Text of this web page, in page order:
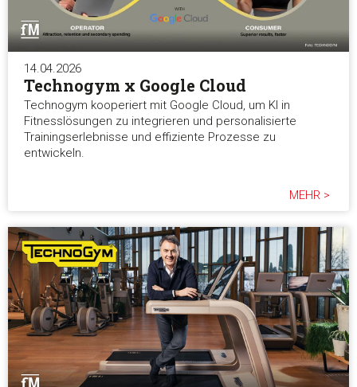
14.04.2026
Technogym x Google Cloud
Technogym kooperiert mit Google Cloud, um KI in
Fitnesslösungen zu integrieren und personalisierte
Trainingserlebnisse und effiziente Prozesse zu
entwickeln.
MEHR >